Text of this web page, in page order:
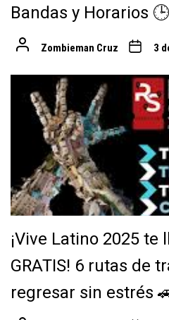
Bandas y Horarios 🕒
Zombieman Cruz 3
¡Vive Latino 2025 te
GRATIS! 6 rutas de
regresar sin estrés